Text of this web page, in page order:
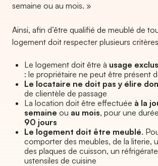
semaine ou au mois. »
Ainsi, afin d’être qualifié de meublé de
logement doit respecter plusieurs
Le logement doit être à usage
: le propriétaire ne peut être présent
Le locataire ne doit pas y élire
de clientèle de passage
La location doit être effectuée à la
semaine ou au mois, pour une
90 jours
Le logement doit être meublé.
comporter des meubles, de la literie,
des plaques de cuisson, un
ustensiles de cuisine